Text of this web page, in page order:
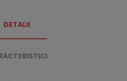
DETALII